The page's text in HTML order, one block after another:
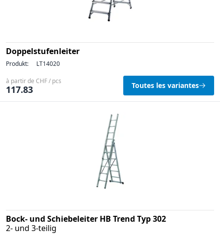
Doppelstufenleiter
Produkt: LT14020
à partir de CHF / pcs
117.83 Toutes les variantes
Bock- und Schiebeleiter HB Trend Typ 302
2- und 3-teilig